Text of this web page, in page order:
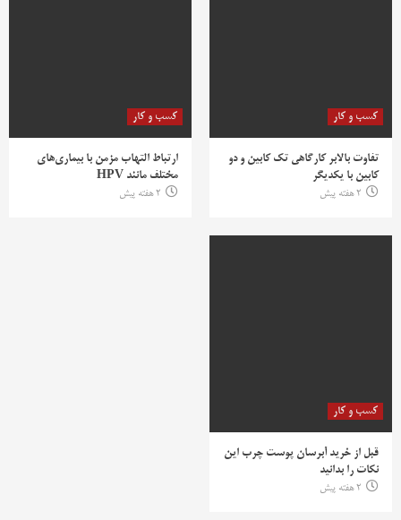
کسب و کار
تفاوت بالابر کارگاهی تک کابین و دو
کابین با یکدیگر
2 هفته پیش
کسب و کار
ارتباط التهاب مزمن با بیماری‌های
مختلف مانند HPV
2 هفته پیش
کسب و کار
قبل از خرید آبرسان پوست چرب این
نکات را بدانید
2 هفته پیش